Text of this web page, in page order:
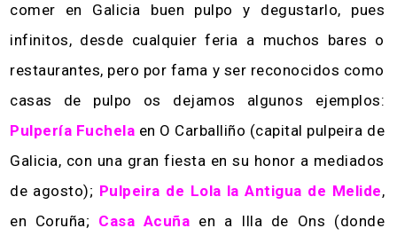
comer en Galicia buen pulpo y degustarlo, pues
infinitos, desde cualquier feria a muchos bares o
restaurantes, pero por fama y ser reconocidos como
casas de pulpo os dejamos algunos ejemplos:
Pulpería Fuchela en O Carballiño (capital pulpeira de
Galicia, con una gran fiesta en su honor a mediados
de agosto); Pulpeira de Lola la Antigua de Melide,
en Coruña; Casa Acuña en a Illa de Ons (donde